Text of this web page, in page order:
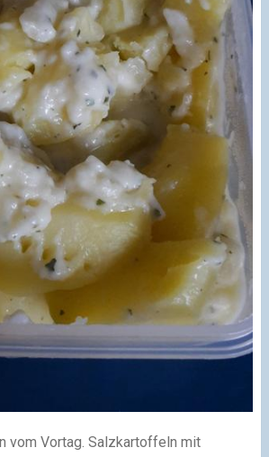
vom Vortag. Salzkartoffeln mit